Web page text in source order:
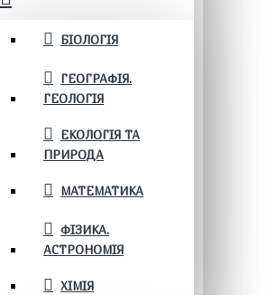
БІОЛОГІЯ
ГЕОГРАФІЯ.
ГЕОЛОГІЯ
ЕКОЛОГІЯ ТА
ПРИРОДА
МАТЕМАТИКА
ФІЗИКА.
АСТРОНОМІЯ
ХІМІЯ